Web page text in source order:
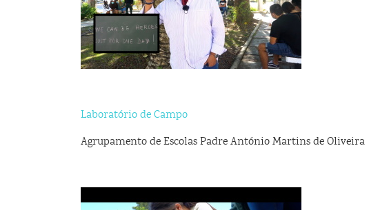
Laboratório de Campo
Agrupamento de Escolas Padre António Martins de Oliveira